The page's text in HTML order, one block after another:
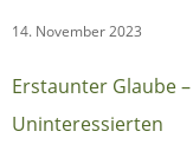
14. November 2023
Erstaunter Glaube
Uninteressierten